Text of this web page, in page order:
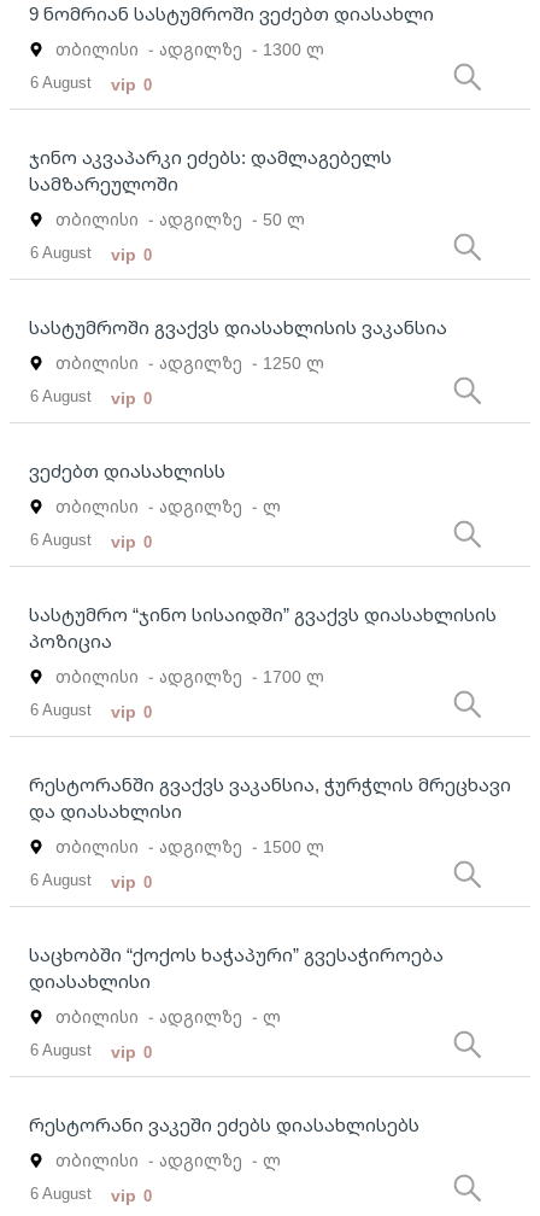
9 ნომრიან სასტუმროში ვეძებთ დიასახლი
თბილისი - ადგილზე - 1300 ლ
6 August vip 0
ჯინო აკვაპარკი ეძებს: დამლაგებელს
სამზარეულოში
თბილისი - ადგილზე - 50 ლ
6 August vip 0
სასტუმროში გვაქვს დიასახლისის ვაკანსია
თბილისი - ადგილზე - 1250 ლ
6 August vip 0
ვეძებთ დიასახლისს
თბილისი - ადგილზე - ლ
6 August vip 0
სასტუმრო “ჯინო სისაიდში” გვაქვს დიასახლისის
პოზიცია
თბილისი - ადგილზე - 1700 ლ
6 August vip 0
რესტორანში გვაქვს ვაკანსია, ჭურჭლის მრეცხავი
და დიასახლისი
თბილისი - ადგილზე - 1500 ლ
6 August vip 0
საცხობში “ქოქოს ხაჭაპური” გვესაჭიროება
დიასახლისი
თბილისი - ადგილზე - ლ
6 August vip 0
რესტორანი ვაკეში ეძებს დიასახლისებს
თბილისი - ადგილზე - ლ
6 August vip 0